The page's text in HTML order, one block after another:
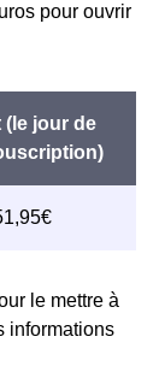
pour ouvrir
le mettre à
informations